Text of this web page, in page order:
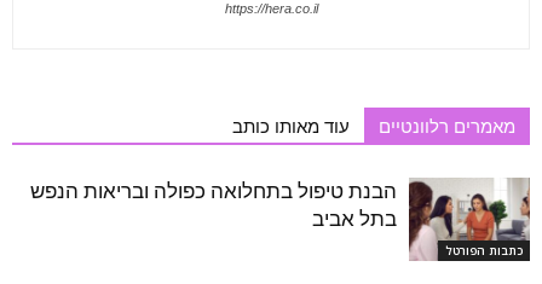
https://hera.co.il
מאמרים רלוונטיים עוד מאותו כותב
כתבות הפורטל
הבנת טיפול בתחלואה כפולה ובריאות הנפש
בתל אביב